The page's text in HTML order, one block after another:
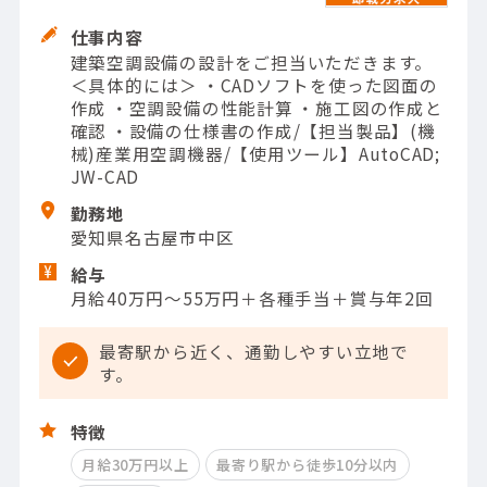
仕事内容
建築空調設備の設計をご担当いただきます。
＜具体的には＞ ・CADソフトを使った図面の
作成 ・空調設備の性能計算 ・施工図の作成と
確認 ・設備の仕様書の作成/【担当製品】(機
械)産業用空調機器/【使用ツール】AutoCAD;
JW-CAD
勤務地
愛知県名古屋市中区
給与
月給40万円～55万円＋各種手当＋賞与年2回
最寄駅から近く、通勤しやすい立地で
す。
特徴
月給30万円以上 最寄り駅から徒歩10分以内